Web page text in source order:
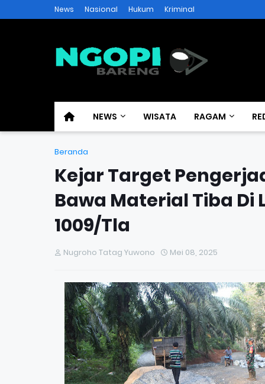
News Nasional Hukum Kriminal
NEWS WISATA RAGAM
Beranda
Kejar Target
Bawa Material Tiba Di
1009/Tla
Nugroho Tatag Yuwono Mei 08, 2025